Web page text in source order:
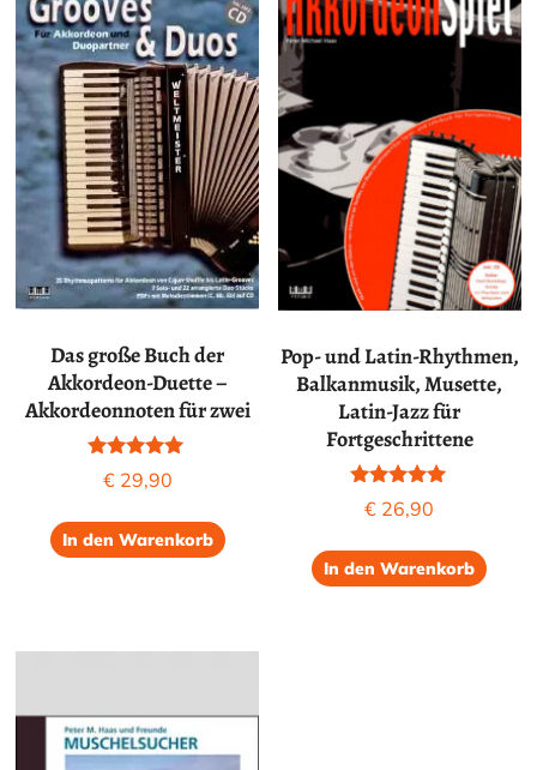
Das große Buch der
Akkordeon-Duette –
Akkordeonnoten für zwei
Bewertet mit
5.00
€29,90
In den Warenkorb
Pop- und Latin-Rhythmen,
Balkanmusik, Musette,
Latin-Jazz für
Fortgeschrittene
Bewertet mit
5.00
€ 26,90
In den Warenkorb